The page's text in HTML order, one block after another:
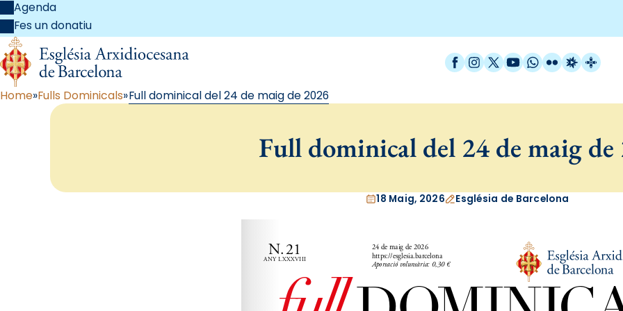
Agenda
Fes un donatiu
Facebook
Instagram
X / Twitter
YouTube
WhatsApp
FlickrRadio
Home Fulls Dominicals Full dominical del 24 de maig de 2026
Full dominical del 24 de maig de
18 Maig, 2026 Església de Barcelona